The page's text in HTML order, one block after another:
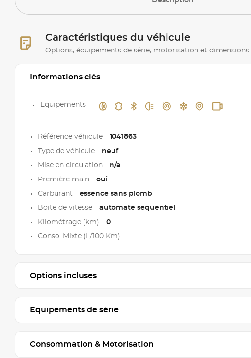
Caractéristiques du véhicule
Options, équipements de série, motorisation et dimensions
Informations clés
Equipements
Référence véhicule 1041863
Type de véhicule neuf
Mise en circulation n/a
Première main oui
Carburant essence sans plomb
Boite de vitesse automate sequentiel
Kilométrage (km) 0
Conso. Mixte (L/100 Km)
Options incluses
Equipements de série
Consommation & Motorisation